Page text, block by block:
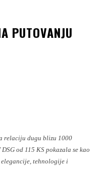
PUTOVANJU
relaciju dugu blizu 1000
od 115 KS pokazala se kao
tehnologije i